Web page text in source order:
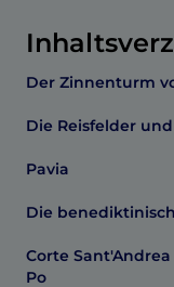
Der Zinnenturm
Die Reisfelder
Pavia
Die
Corte
Po